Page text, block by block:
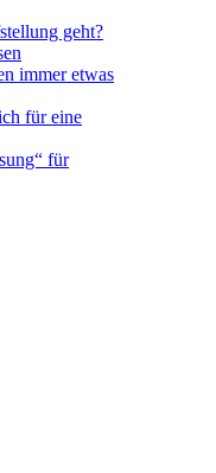
geht?
immer etwas
für eine
für